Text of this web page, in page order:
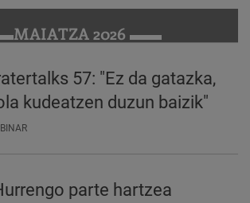
MAIATZA 2026
57: "Ez da gatazka,
kudeatzen duzun baizik"
parte hartzea